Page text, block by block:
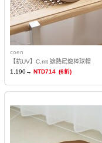
coen
【抗UV】C.mt 遮熱尼龍棒球帽
1,190→ NTD714 (6折)